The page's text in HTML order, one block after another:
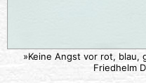
»Keine Angst vor rot, blau,
Friedhelm